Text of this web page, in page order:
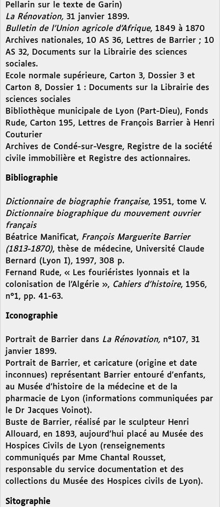
Pellarin sur le texte de Garin)
La Rénovation, 31 janvier 1899.
Bulletin de l’Union agricole d’Afrique, 1849 à 1870
Archives nationales, 10 AS 36, Lettres de Barrier ; 10
AS 32, Documents sur la Librairie des sciences
sociales.
Ecole normale supérieure, Carton 3, Dossier 3 et
Carton 8, Dossier 1 : Documents sur la Librairie des
sciences sociales
Bibliothèque municipale de Lyon (Part-Dieu), Fonds
Rude, Carton 195, Lettres de François Barrier à Henri
Couturier
Archives de Condé-sur-Vesgre, Registre de la société
civile immobilière et Registre des actionnaires.
Bibliographie
Dictionnaire de biographie française, 1951, tome V.
Dictionnaire biographique du mouvement ouvrier
français
Béatrice Manificat, François Marguerite Barrier
(1813-1870), thèse de médecine, Université Claude
Bernard (Lyon I), 1997, 308 p.
Fernand Rude, « Les fouriéristes lyonnais et la
colonisation de l’Algérie », Cahiers d’histoire, 1956,
n°1, pp. 41-63.
Iconographie
Portrait de Barrier dans La Rénovation, n°107, 31
janvier 1899.
Portrait de Barrier, et caricature (origine et date
inconnues) représentant Barrier entouré d’enfants,
au Musée d’histoire de la médecine et de la
pharmacie de Lyon (informations communiquées par
le Dr Jacques Voinot).
Buste de Barrier, réalisé par le sculpteur Henri
Allouard, en 1893, aujourd’hui placé au Musée des
Hospices Civils de Lyon (renseignements
communiqués par Mme Chantal Rousset,
responsable du service documentation et des
collections du Musée des Hospices civils de Lyon).
Sitographie